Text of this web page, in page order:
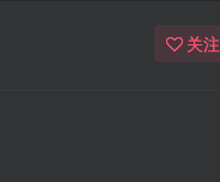
关注